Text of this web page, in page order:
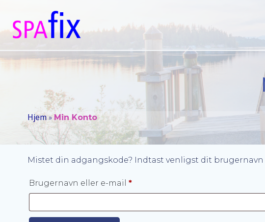
indhold
Hjem»Min Konto
Mistet din adgangskode? Indtast venligst dit
Brugernavn eller e-mail *Påkrævet